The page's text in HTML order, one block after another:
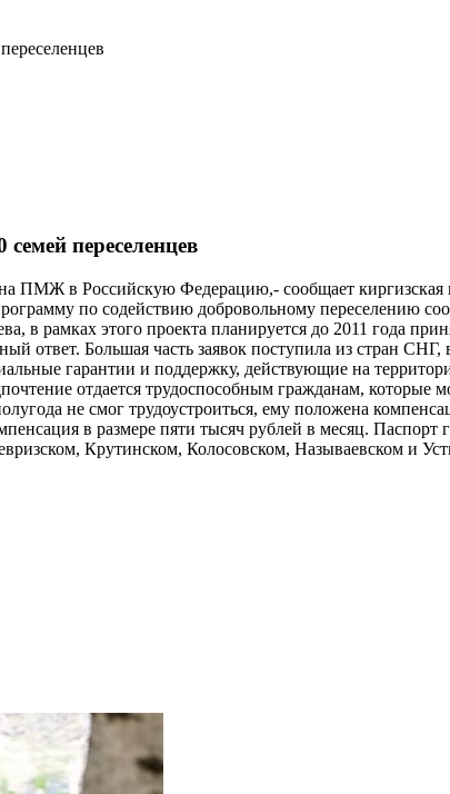
переселенцев
ПМЖ в Российскую Федерацию,- сообщает киргизская
по содействию добровольному переселению
в рамках этого проекта планируется до 2011 года
ответ. Большая часть заявок поступила из стран
гарантии и поддержку, действующие на
отдается трудоспособным гражданам, которые
не смог трудоустроиться, ему положена
в размере пяти тысяч рублей в месяц.
Крутинском, Колосовском, Называевском и